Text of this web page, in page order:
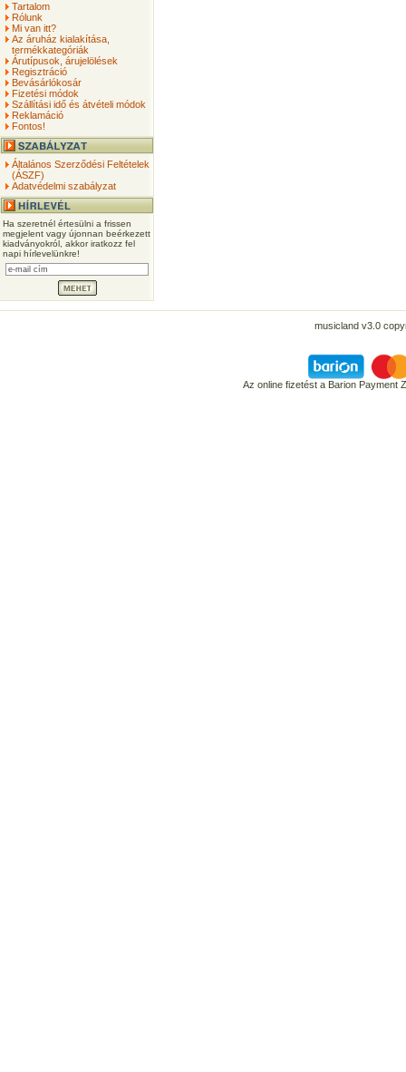
Tartalom
Rólunk
Mi van itt?
Az áruház kialakítása,
termékkategóriák
Árutípusok, árujelölések
Regisztráció
Bevásárlókosár
Fizetési módok
Szállítási idő és átvételi módok
Reklamáció
Fontos!
Általános Szerződési Feltételek
(ÁSZF)
Adatvédelmi szabályzat
Ha szeretnél értesülni a frissen
megjelent vagy újonnan beérkezett
kiadványokról, akkor iratkozz fel
napi hírlevelünkre!
musicland v3.0
Az online fizetést a Barion Payment